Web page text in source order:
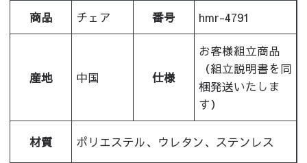
商品 チェア 番号 hmr-4791
産地 中国 仕様
お客様組立商品
（組立説明書を同
梱発送いたしま
す）
材質 ポリエステル、ウレタン、ステンレス